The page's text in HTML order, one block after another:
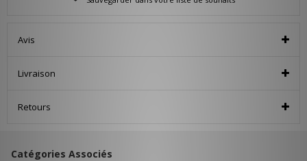
Avis
Livraison
Retours
Catégories Associés